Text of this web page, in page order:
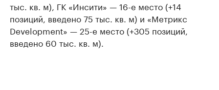
тыс. кв. м), ГК «Инсити» — 16-е место (+14
позиций, введено 75 тыс. кв. м) и «Метрикс
Develoрment» — 25-е место (+305 позиций,
введено 60 тыс. кв. м).